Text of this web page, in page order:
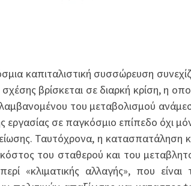
καπιταλιστική συσσώρευση
βρίσκεται σε διαρκή κρίση, η
του μεταβολισμού
εργασίας σε παγκόσμιο επίπεδο όχι
Ταυτόχρονα, η κατασπατάληση
του σταθερού και του
«κλιματικής αλλαγής», που είναι